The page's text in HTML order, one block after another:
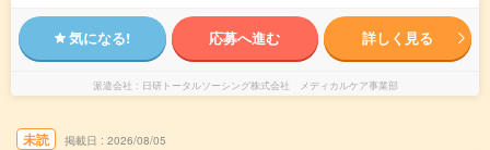
気になる! 応募へ進む 詳しく見る
派遣会社 日研トータルソーシング株式会社 メディカルケア事業部
未読 掲載日 2026/08/05